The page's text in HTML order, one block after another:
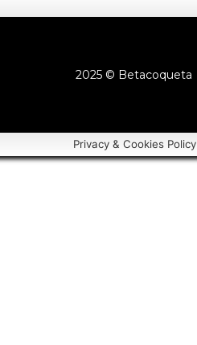
2025 © Betacoqueta
Privacy & Cookies Policy